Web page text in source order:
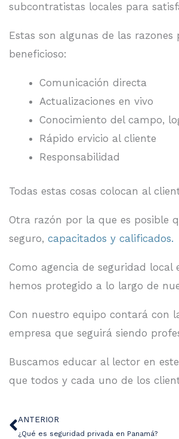
subcontratistas locales para
Estas son algunas de las
beneficioso:
Comunicación directa
Actualizaciones en vivo
Conocimiento del campo,
Rápido ervicio al cliente
Responsabilidad
Todas estas cosas colocan al
Otra razón por la que es posible
seguro, capacitados y calificados.
Como agencia de seguridad local
hemos protegido a lo largo de
Con nuestro equipo contará con
empresa que seguirá siendo
Buscamos educar al lector en
que todos y cada uno de los
Ant
ANTERIOR
¿Qué es seguridad privada en Panamá?